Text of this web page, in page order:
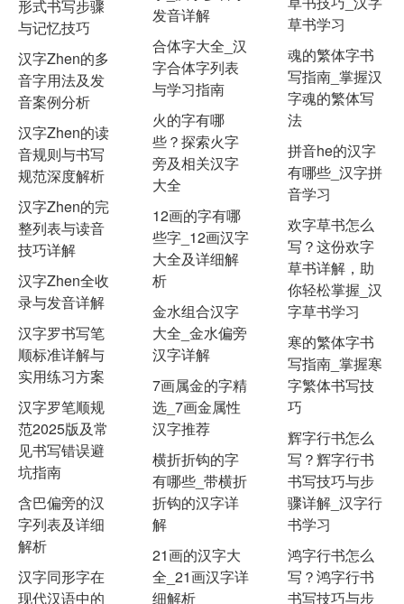
形式书写步骤
与记忆技巧
汉字Zhen的多
音字用法及发
音案例分析
汉字Zhen的读
音规则与书写
规范深度解析
汉字Zhen的完
整列表与读音
技巧详解
汉字Zhen全收
录与发音详解
汉字罗书写笔
顺标准详解与
实用练习方案
汉字罗笔顺规
范2025版及常
见书写错误避
坑指南
含巴偏旁的汉
字列表及详细
解析
汉字同形字在
现代汉语中的
发音详解
合体字大全_汉
字合体字列表
与学习指南
火的字有哪
些？探索火字
旁及相关汉字
大全
12画的字有哪
些字_12画汉字
大全及详细解
析
金水组合汉字
大全_金水偏旁
汉字详解
7画属金的字精
选_7画金属性
汉字推荐
横折折钩的字
有哪些_带横折
折钩的汉字详
解
21画的汉字大
全_21画汉字详
细解析
草书学习
魂的繁体字书
写指南_掌握汉
字魂的繁体写
法
拼音he的汉字
有哪些_汉字拼
音学习
欢字草书怎么
写？这份欢字
草书详解，助
你轻松掌握_汉
字草书学习
寒的繁体字书
写指南_掌握寒
字繁体书写技
巧
辉字行书怎么
写？辉字行书
书写技巧与步
骤详解_汉字行
书学习
鸿字行书怎么
写？鸿字行书
书写技巧与步